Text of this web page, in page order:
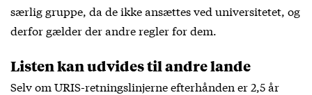
særlig gruppe, da de ikke ansættes ved universitetet, og
derfor gælder der andre regler for dem.
Listen kan udvides til andre lande
Selv om URIS-retningslinjerne efterhånden er 2,5 år